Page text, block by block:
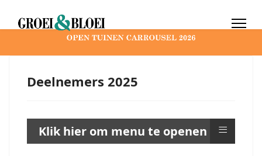
Deelnemers 2025
Klik hier om menu te openen ≡